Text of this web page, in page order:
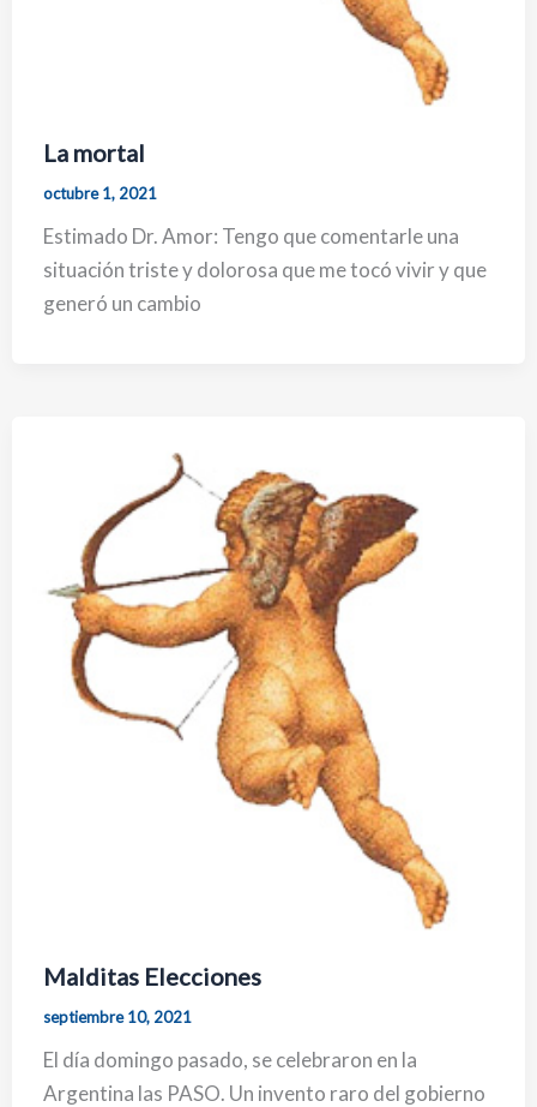
La mortal
octubre 1, 2021
Estimado Dr. Amor: Tengo que comentarle una
situación triste y dolorosa que me tocó vivir y que
generó un cambio
Malditas Elecciones
septiembre 10, 2021
El día domingo pasado, se celebraron en la
Argentina las PASO. Un invento raro del gobierno